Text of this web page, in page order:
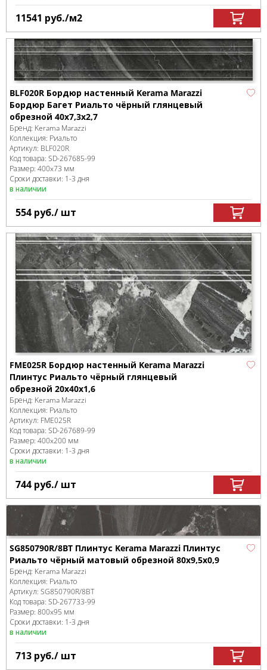
11541 руб./м2
BLF020R Бордюр настенный Kerama Marazzi
Бордюр Багет Риальто чёрный глянцевый
обрезной 40x7,3x2,7
Бренд: Kerama Marazzi
Коллекция: Риальто
Артикул: BLF020R
Код товара: SD-267685-99
Размер: 400x73 мм
Сроки доставки: 1-3 дня
в наличии
554 руб./ шт
FME025R Бордюр настенный Kerama Marazzi
Плинтус Риальто чёрный глянцевый
обрезной 20x40x1,6
Бренд: Kerama Marazzi
Коллекция: Риальто
Артикул: FME025R
Код товара: SD-267689-99
Размер: 400x200 мм
Сроки доставки: 1-3 дня
в наличии
744 руб./ шт
SG850790R/8BT Плинтус Kerama Marazzi Плинтус
Риальто чёрный матовый обрезной 80x9,5x0,9
Бренд: Kerama Marazzi
Коллекция: Риальто
Артикул: SG850790R/8BT
Код товара: SD-267733-99
Размер: 800x95 мм
Сроки доставки: 1-3 дня
в наличии
713 руб./ шт